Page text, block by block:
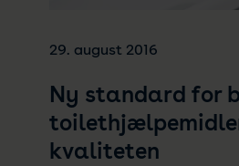
29. august 2016
Ny standard for
kvaliteten